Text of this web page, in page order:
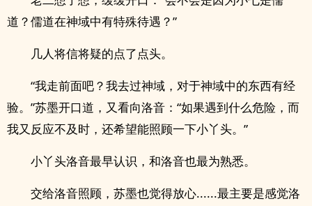
道？儒道在神域中有特殊待遇？”
几人将信将疑的点了点头。
“我走前面吧？我去过神域，对于神域中的东西有经
验。”苏墨开口道，又看向洛音：“如果遇到什么危险，而
我又反应不及时，还希望能照顾一下小丫头。”
小丫头洛音最早认识，和洛音也最为熟悉。
交给洛音照顾，苏墨也觉得放心......最主要是感觉洛